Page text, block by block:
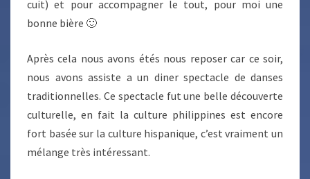
cuit) et pour accompagner le tout, pour moi une
bonne bière 🙂
Après cela nous avons étés nous reposer car ce soir,
nous avons assiste a un diner spectacle de danses
traditionnelles. Ce spectacle fut une belle découverte
culturelle, en fait la culture philippines est encore
fort basée sur la culture hispanique, c’est vraiment un
mélange très intéressant.